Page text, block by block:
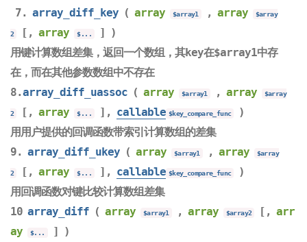
7. array_diff_key ( array $array1 , array $array
2 [,array $...
] )
用键计算数组差集，返回一个数组，其key在$array1中存
在，而在其他参数数组中不存在
8.array_diff_uassoc ( array $array1 , array $array
2 [,array $... ], callable $key_compare_func
)
用用户提供的回调函数带索引计算数组的差集
9. array_diff_ukey ( array $array1 , array $array
2 [,array $... ], callable $key_compare_func
)
用回调函数对键比较计算数组差集
10 array_diff ( array $array1 , array $array2 [,arr
ay
$...
] )